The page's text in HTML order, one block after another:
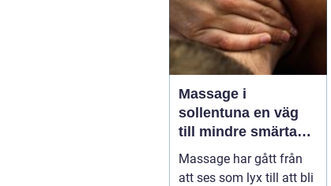
Massage i
sollentuna en väg
till mindre smärta
och mer ork i
vardagen
Massage har gått från
att ses som lyx till att bli